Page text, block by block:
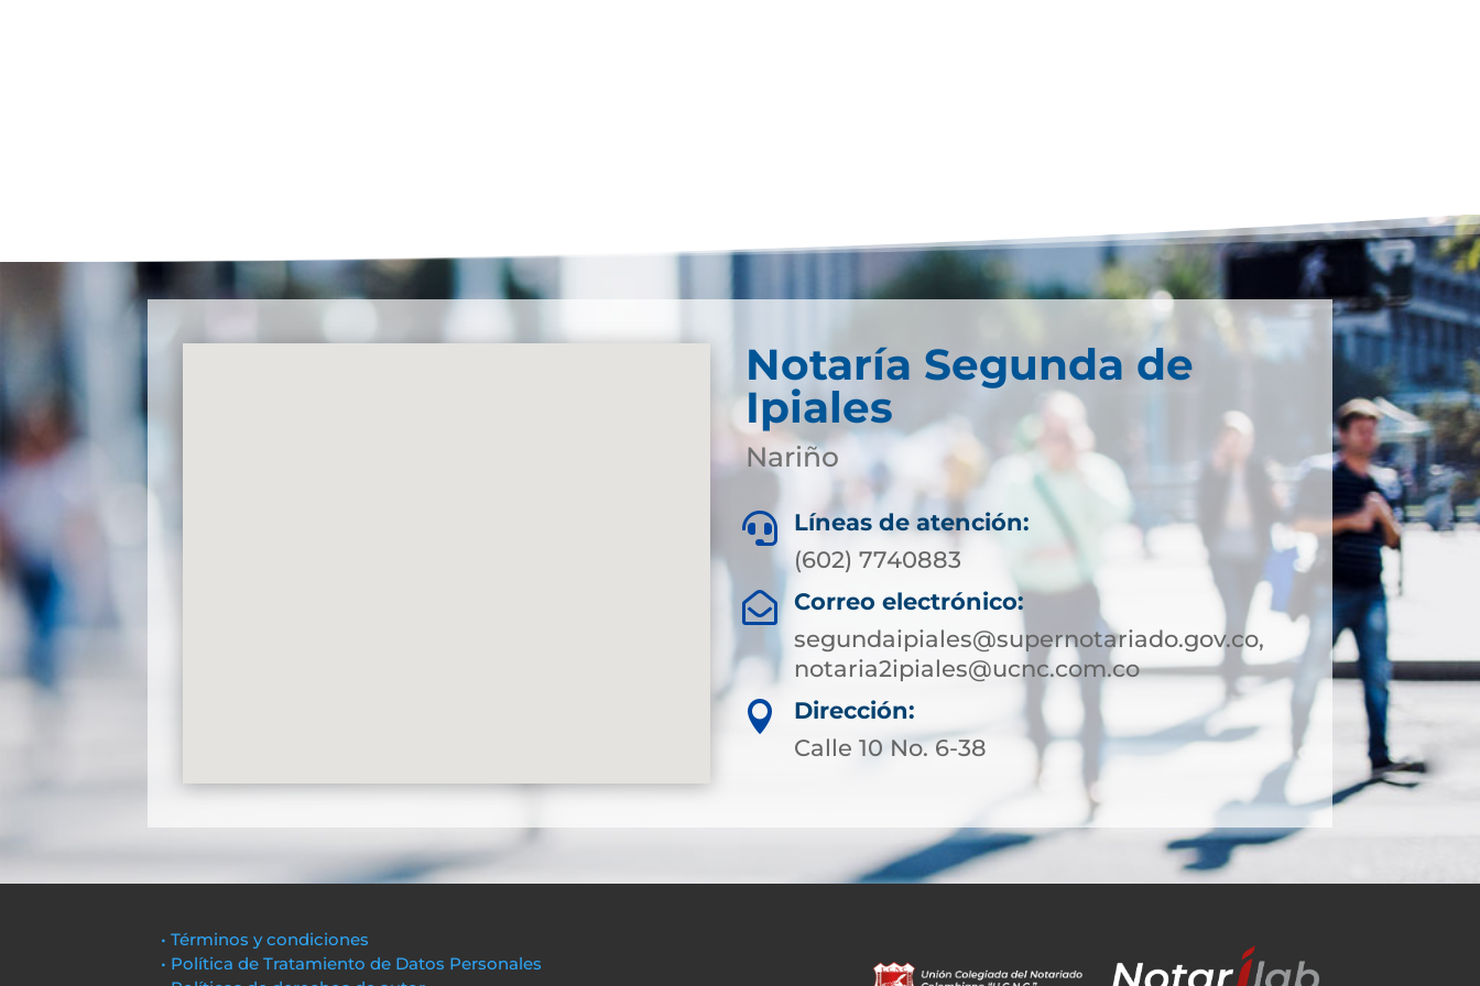
Notaría Segunda de
Ipiales
Nariño

Líneas de atención:
(602) 7740883

Correo electrónico:
segundaipiales@supernotariado.gov.co,
notaria2ipiales@ucnc.com.co

Dirección:
Calle 10 No. 6-38
• Términos y condiciones
• Política de Tratamiento de Datos Personales